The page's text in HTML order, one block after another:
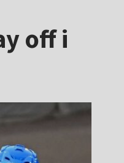
off i